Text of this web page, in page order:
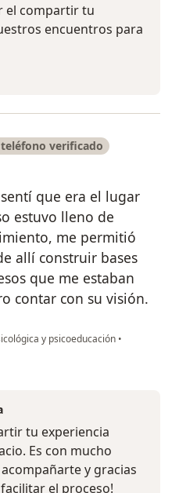
el compartir tu
encuentros para
verificado
que era el lugar
estuvo lleno de
me permitió
allí construir bases
que me estaban
contar con su visión.
y psicoeducación •
tu experiencia
Es con mucho
y gracias
el proceso!